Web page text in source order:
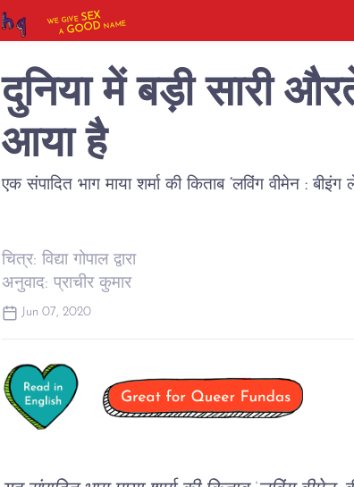
WE GIVESEX
AGOOD NAME
दुनिया में बड़ी सारी
आया है
एक संपादित भाग माया शर्मा की किताब ‘लविंग वीमेन :
चित्र: विद्या गोपाल द्वारा
अनुवाद: प्राचीर कुमार
Jun 07, 2020